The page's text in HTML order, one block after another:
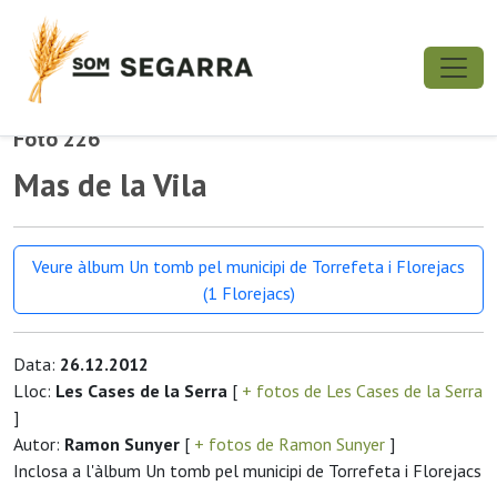
Foto 226
Mas de la Vila
Veure àlbum Un tomb pel municipi de Torrefeta i Florejacs
(1 Florejacs)
Data: 26.12.2012
Lloc: Les Cases de la Serra [ + fotos de Les Cases de la Serra
]
Autor: Ramon Sunyer [ + fotos de Ramon Sunyer ]
Inclosa a l'àlbum Un tomb pel municipi de Torrefeta i Florejacs